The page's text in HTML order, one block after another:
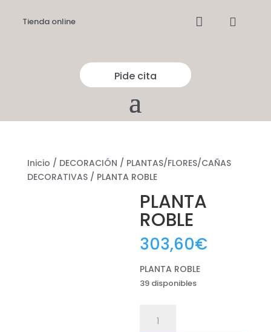
Tienda online  
Pide cita
Inicio / DECORACIÓN / PLANTAS/FLORES/CAÑAS
DECORATIVAS/ PLANTA ROBLE
PLANTA
ROBLE
303,60€
PLANTA ROBLE
39 disponibles
ROBLE